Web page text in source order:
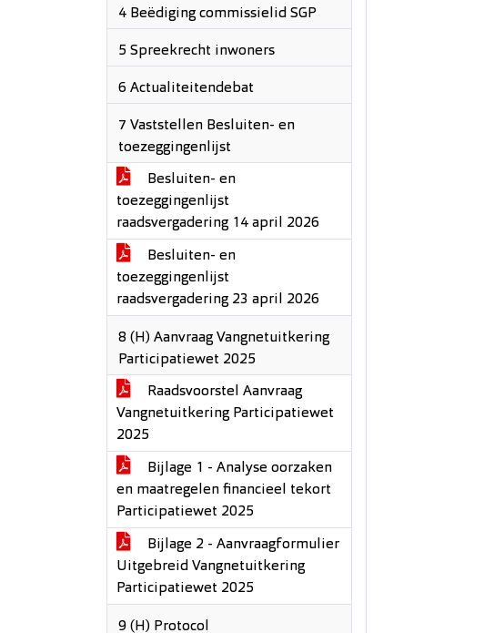
4 Beëdiging commissielid SGP
5 Spreekrecht inwoners
6 Actualiteitendebat
7 Vaststellen Besluiten- en
toezeggingenlijst
Besluiten- en
toezeggingenlijst
raadsvergadering 14 april 2026
Besluiten- en
toezeggingenlijst
raadsvergadering 23 april 2026
8 (H) Aanvraag Vangnetuitkering
Participatiewet 2025
Raadsvoorstel Aanvraag
Vangnetuitkering Participatiewet
2025
Bijlage 1 - Analyse oorzaken
en maatregelen financieel tekort
Participatiewet 2025
Bijlage 2 - Aanvraagformulier
Uitgebreid Vangnetuitkering
Participatiewet 2025
9 (H) Protocol